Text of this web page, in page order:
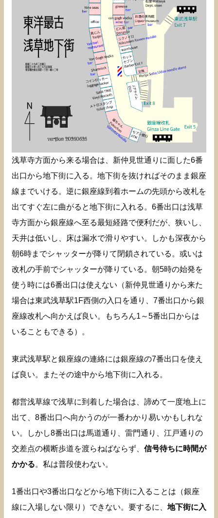
浅草寺方面から来る場合は、新仲見世通りに面した6番
出口から地下街に入る。地下街を抜ければそのまま銀座
線までいける。逆に銀座線到着ホームの先頭から改札を
出てすぐ左に曲がると地下街に入れる。6番出口は浅草
寺方面から銀座線へ至る最短経路で便利だが、狭いし、
天井は低いし、床は漏水で滑りやすい。しかも深夜から
朝6時までシャッターが降りて閉鎖されている。或いは
改札の手前でシャッターが降りている。朝5時の始発を
使う時には6番出口は使えない（新仲見世通りから来た
場合は東武浅草駅1F西側の入口を通り、7番出口から銀
座線改札へ向かえば良い。もちろん1～5番出口からは
いることもできる）。
東武浅草駅と銀座線の連絡には銀座線の7番出口を使え
ば良い。またその途中から地下街に入れる。
都営浅草線で浅草に到着した場合は、諦めて一度地上に
出て、8番出口へ向かうのが一番わかり易いかもしれな
い。しかし8番出口は馬道通り、雷門通り、江戸通りの
交差点の横断歩道を渡らねばならず、 信号待ちに時間が
かかる。私は普段使わない。
1番出口や3番出口などから地下街に入ることは（銀座
線に入場しない限り）できない。要するに、 地下街に入